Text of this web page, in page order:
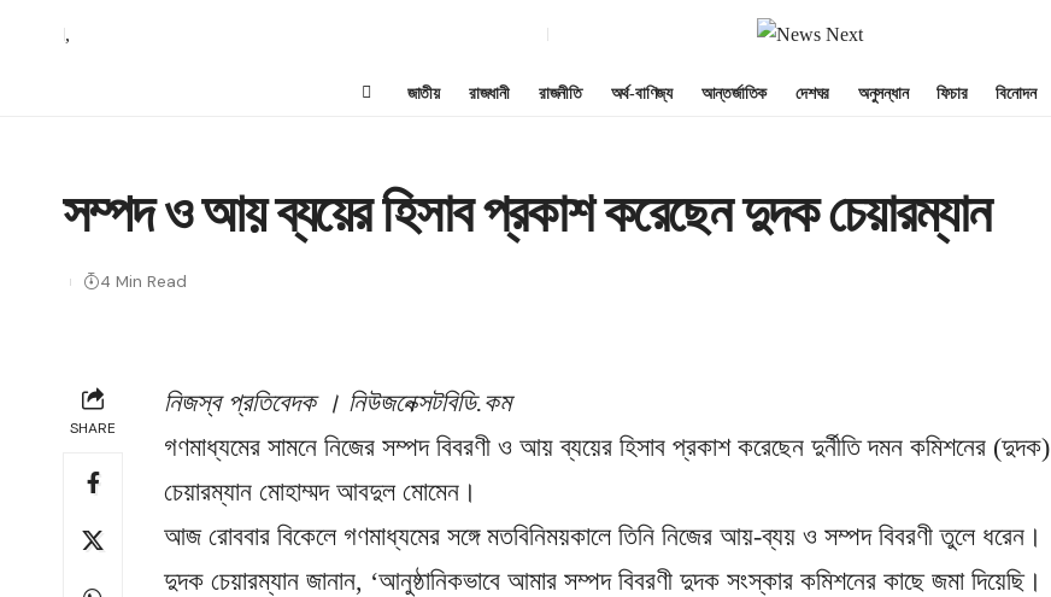
,
জাতীয় রাজধানী রাজনীতি অর্থ-বাণিজ্য আন্তর্জাতিক দেশঘর অনুসন্ধান ফিচার বিনোদন
সম্পদ ও আয় ব্যয়ের হিসাব প্রকাশ করেছেন দুদক চেয়ারম্যান
4 Min Read
SHARE
নিজস্ব প্রতিবেদক । নিউজনেক্সটবিডি.কম
গণমাধ্যমের সামনে নিজের সম্পদ বিবরণী ও আয় ব্যয়ের হিসাব প্রকাশ করেছেন দুর্নীতি দমন কমিশনের (দুদক)
চেয়ারম্যান মোহাম্মদ আবদুল মোমেন।
আজ রোববার বিকেলে গণমাধ্যমের সঙ্গে মতবিনিময়কালে তিনি নিজের আয়-ব্যয় ও সম্পদ বিবরণী তুলে ধরেন।
দুদক চেয়ারম্যান জানান, ‘আনুষ্ঠানিকভাবে আমার সম্পদ বিবরণী দুদক সংস্কার কমিশনের কাছে জমা দিয়েছি।